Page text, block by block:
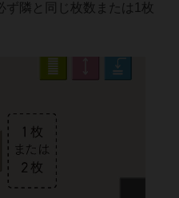
ず隣と同じ枚数または1枚